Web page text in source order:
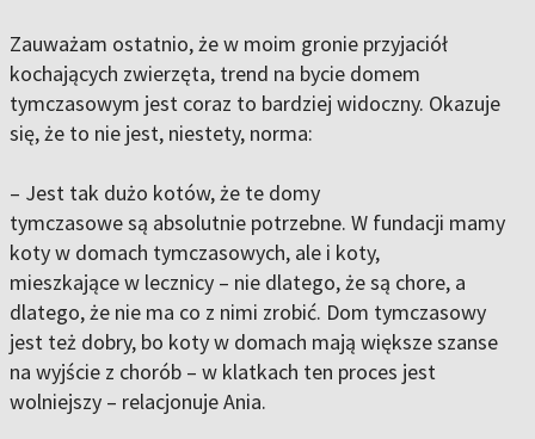
Zauważam ostatnio, że w moim gronie przyjaciół
kochających zwierzęta, trend na bycie domem
tymczasowym jest coraz to bardziej widoczny. Okazuje
się, że to nie jest, niestety, norma:
– Jest tak dużo kotów, że te domy
tymczasowe są absolutnie potrzebne. W fundacji mamy
koty w domach tymczasowych, ale i koty,
mieszkające w lecznicy – nie dlatego, że są chore, a
dlatego, że nie ma co z nimi zrobić. Dom tymczasowy
jest też dobry, bo koty w domach mają większe szanse
na wyjście z chorób – w klatkach ten proces jest
wolniejszy – relacjonuje Ania.